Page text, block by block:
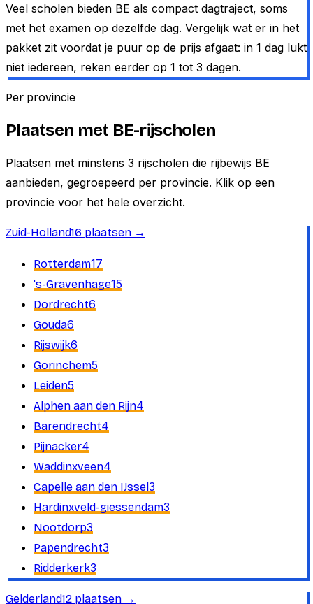
Veel scholen bieden BE als compact dagtraject, soms
met het examen op dezelfde dag. Vergelijk wat er in het
pakket zit voordat je puur op de prijs afgaat: in 1 dag lukt
niet iedereen, reken eerder op 1 tot 3 dagen.
Per provincie
Plaatsen met BE-rijscholen
Plaatsen met minstens 3 rijscholen die rijbewijs BE
aanbieden, gegroepeerd per provincie. Klik op een
provincie voor het hele overzicht.
Zuid-Holland16 plaatsen →
Rotterdam17
's-Gravenhage15
Dordrecht6
Gouda6
Rijswijk6
Gorinchem5
Leiden5
Alphen aan den Rijn4
Barendrecht4
Pijnacker4
Waddinxveen4
Capelle aan den IJssel3
Hardinxveld-giessendam3
Nootdorp3
Papendrecht3
Ridderkerk3
Gelderland12 plaatsen →